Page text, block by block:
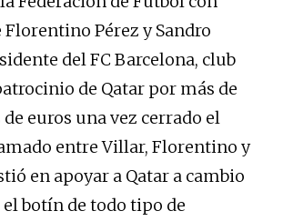
Florentino Pérez y Sandro
del FC Barcelona, club
de Qatar por más de
euros una vez cerrado el
entre Villar, Florentino y
en apoyar a Qatar a cambio
botín de todo tipo de